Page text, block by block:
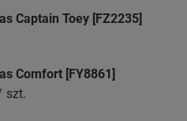
Captain Toey [FZ2235]
Comfort [FY8861]
szt.